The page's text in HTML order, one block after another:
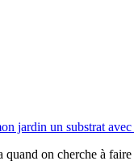
jardin un substrat
on cherche à